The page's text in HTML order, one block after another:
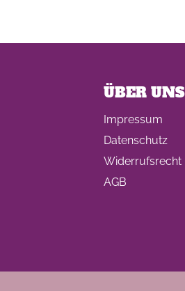
ÜBER UNS
Impressum
Datenschutz
Widerrufsrecht
AGB